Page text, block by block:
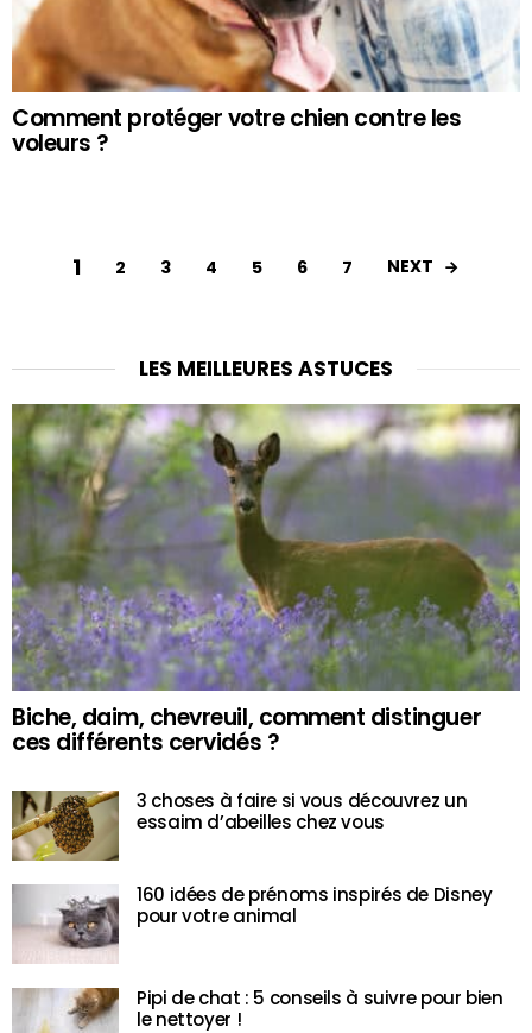
Comment protéger votre chien contre les
voleurs ?
1 2 3 4 5 6 7 NEXT
LES MEILLEURES ASTUCES
Biche, daim, chevreuil, comment distinguer
ces différents cervidés ?
3 choses à faire si vous découvrez un
essaim d’abeilles chez vous
160 idées de prénoms inspirés de Disney
pour votre animal
Pipi de chat : 5 conseils à suivre pour bien
le nettoyer !